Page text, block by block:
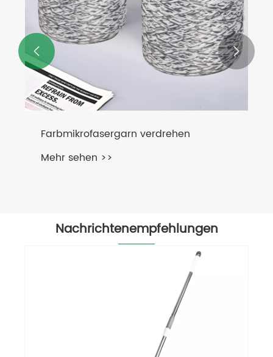
Farbmikrofasergarn verdrehen
Mehr sehen >>
 
Nachrichtenempfehlungen